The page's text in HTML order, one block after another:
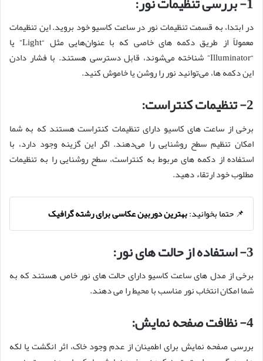
در ابتدا، به قسمت تنظیمات نور در ساعت کاسیو خود بروید. این تنظیمات
معمولاً از طریق دکمه‌ های خاصی که با عنوان‌هایی مثل “Light” یا
“Illuminator” شناخته می‌شوند، قابل دسترسی هستند. با فشار دادن
این دکمه‌ ها، می‌توانید نور را روشن یا خاموش کنید.
2- تنظیمات کنتراست:
برخی از ساعت ‌های کاسیو دارای تنظیمات کنتراست هستند که به شما
امکان تنظیم سطح روشنایی را می‌دهند. اگر این گزینه وجود دارد، با
استفاده از دکمه ‌های مربوط به کنتراست، سطح روشنایی را به تنظیمات
مطلوب خود ارتقاء دهید.
📌 حتما بخوانید:بهترین دوربین عکاسی برای رشته گرافیک
3- استفاده از حالت ‌های نور:
برخی از مدل ‌های ساعت کاسیو دارای حالت ‌های نور خاص هستند که به
شما امکان انتخاب نور مناسب با محیط را می ‌دهند.
4- نظافت صفحه نمایش:
بررسی صفحه نمایش برای اطمینان از عدم وجود خاک، اثر انگشت یا لکه‌